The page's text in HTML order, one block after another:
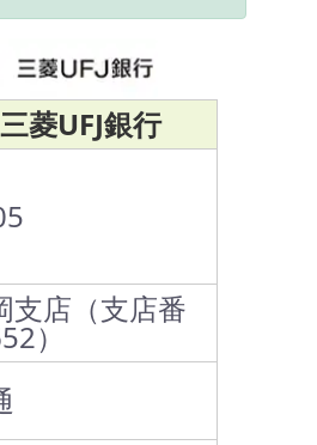
三菱UFJ銀行
支店（支店番
）